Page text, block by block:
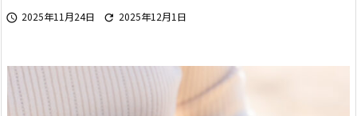
 2025年11月24日  2025年12月1日